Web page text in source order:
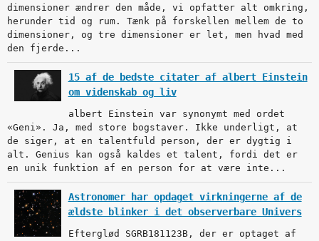
dimensioner ændrer den måde, vi opfatter alt omkring,
herunder tid og rum. Tænk på forskellen mellem de to
dimensioner, og tre dimensioner er let, men hvad med
den fjerde...
15 af de bedste citater af albert Einstein
om videnskab og liv
albert Einstein var synonymt med ordet
«Geni». Ja, med store bogstaver. Ikke underligt, at
de siger, at en talentfuld person, der er dygtig i
alt. Genius kan også kaldes et talent, fordi det er
en unik funktion af en person for at være inte...
Astronomer har opdaget virkningerne af de
ældste blinker i det observerbare Univers
Efterglød SGRB181123B, der er optaget af